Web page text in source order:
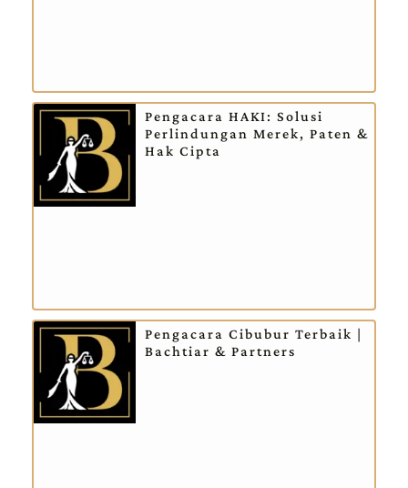
Pengacara HAKI: Solusi
Perlindungan Merek, Paten &
Hak Cipta
Pengacara Cibubur Terbaik |
Bachtiar & Partners